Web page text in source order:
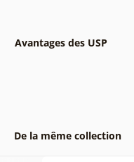
Avantages des USP
De la même collection